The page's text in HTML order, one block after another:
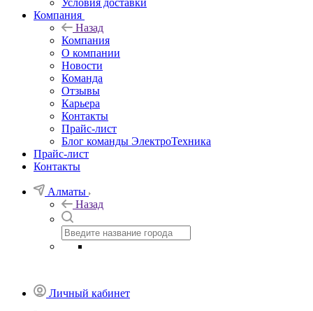
Условия доставки
Компания
Назад
Компания
О компании
Новости
Команда
Отзывы
Карьера
Контакты
Прайс-лист
Блог команды ЭлектроТехника
Прайс-лист
Контакты
Алматы
Назад
Личный кабинет